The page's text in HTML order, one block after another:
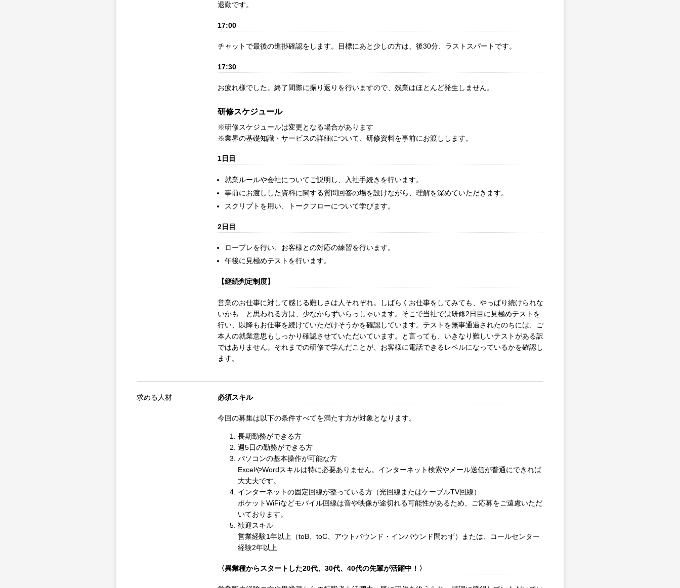
退勤です。
17:00
チャットで最後の進捗確認をします。目標にあと少しの方は、後30分、ラストスパートです。
17:30
お疲れ様でした。終了間際に振り返りを行いますので、残業はほとんど発生しません。
研修スケジュール
※研修スケジュールは変更となる場合があります
※業界の基礎知識・サービスの詳細について、研修資料を事前にお渡しします。
1日目
就業ルールや会社についてご説明し、入社手続きを行います。
事前にお渡しした資料に関する質問回答の場を設けながら、理解を深めていただきます。
スクリプトを用い、トークフローについて学びます。
2日目
ロープレを行い、お客様との対応の練習を行います。
午後に見極めテストを行います。
【継続判定制度】
営業のお仕事に対して感じる難しさは人それぞれ。しばらくお仕事をしてみても、やっぱり続けられな
いかも…と思われる方は、少なからずいらっしゃいます。そこで当社では研修2日目に見極めテストを
行い、以降もお仕事を続けていただけそうかを確認しています。テストを無事通過されたのちには、ご
本人の就業意思もしっかり確認させていただいています。と言っても、いきなり難しいテストがある訳
ではありません。それまでの研修で学んだことが、お客様に電話できるレベルになっているかを確認し
ます。
求める人材 必須スキル
今回の募集は以下の条件すべてを満たす方が対象となります。
長期勤務ができる方
週5日の勤務ができる方
パソコンの基本操作が可能な方
ExcelやWordスキルは特に必要ありません。インターネット検索やメール送信が普通にできれば
大丈夫です。
インターネットの固定回線が整っている方（光回線またはケーブルTV回線）
ポケットWiFiなどモバイル回線は音や映像が途切れる可能性があるため、ご応募をご遠慮いただ
いております。
歓迎スキル
営業経験1年以上（toB、toC、アウトバウンド・インバウンド問わず）または、コールセンター
経験2年以上
〈異業種からスタートした20代、30代、40代の先輩が活躍中！〉